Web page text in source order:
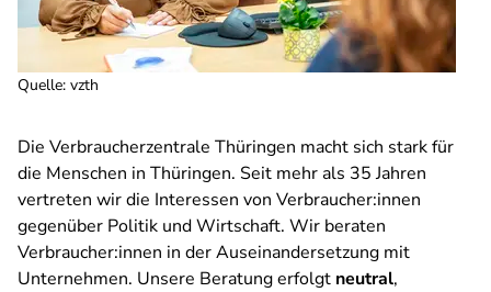
Quelle: vzth
Die Verbraucherzentrale Thüringen macht sich stark für
die Menschen in Thüringen. Seit mehr als 35 Jahren
vertreten wir die Interessen von Verbraucher:innen
gegenüber Politik und Wirtschaft. Wir beraten
Verbraucher:innen in der Auseinandersetzung mit
Unternehmen. Unsere Beratung erfolgt neutral,